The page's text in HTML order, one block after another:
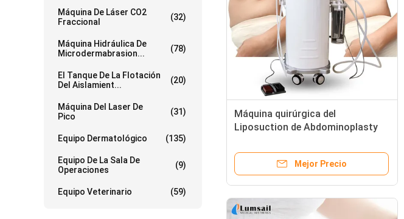
Máquina De Láser CO2
Fraccional
(32)
Máquina Hidráulica De
Microdermabrasion...
(78)
El Tanque De La Flotación
Del Aislamient...
(20)
Máquina Del Laser De
Pico
(31)
Equipo Dermatológico (135)
Equipo De La Sala De
Operaciones
(9)
Equipo Veterinario (59)
Máquina quirúrgica del
Liposuction de Abdominoplasty
cirugía del Liposuction del
pliegue/del estómago de la panza
Mejor Precio